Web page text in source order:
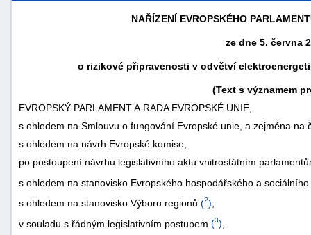
NAŘÍZENÍ EVROPSKÉHO
ze dne 5. června
o rizikové připravenosti v odvětví
(Text s významem
EVROPSKÝ PARLAMENT A RADA EVROPSKÉ UNIE,
s ohledem na Smlouvu o fungování Evropské unie, a zejména na
s ohledem na návrh Evropské komise,
po postoupení návrhu legislativního aktu vnitrostátním
s ohledem na stanovisko Evropského hospodářského a
s ohledem na stanovisko Výboru regionů (2)
v souladu s řádným legislativním postupem (3)